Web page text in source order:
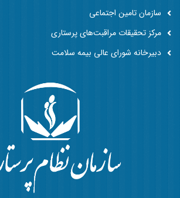
سازمان تامین اجتماعی
مرکز تحقیقات مراقبت‌های پرستاری
دبیرخانه شورای عالی بیمه سلامت